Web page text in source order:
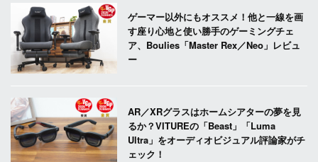
ゲーマー以外にもオススメ！他と一線を画
す座り心地と使い勝手のゲーミングチェ
ア、Boulies「Master Rex／Neo」レビュ
ー
AR／XRグラスはホームシアターの夢を見
るか？VITUREの「Beast」「Luma
Ultra」をオーディオビジュアル評論家がチ
ェック！